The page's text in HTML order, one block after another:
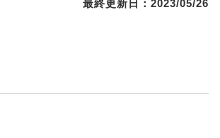
最終更新日：2023/05/26